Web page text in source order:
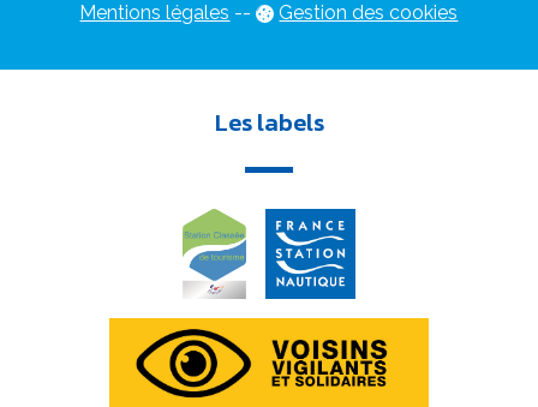
Mentions légales -- Gestion des cookies
Les labels